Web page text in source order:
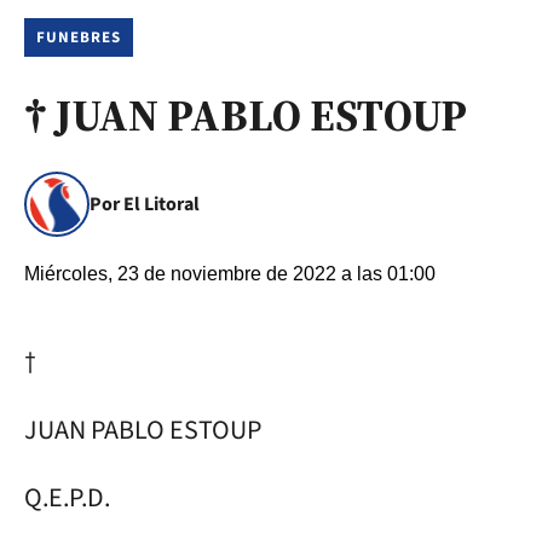
FUNEBRES
† JUAN PABLO ESTOUP
Por El Litoral
Miércoles, 23 de noviembre de 2022 a las 01:00
†
JUAN PABLO ESTOUP
Q.E.P.D.